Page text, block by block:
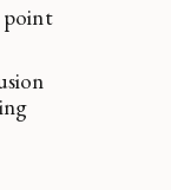
point